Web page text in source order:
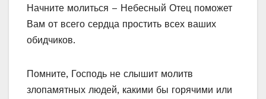
Начните молиться – Небесный Отец поможет
Вам от всего сердца простить всех ваших
обидчиков.
Помните, Господь не слышит молитв
злопамятных людей, какими бы горячими или